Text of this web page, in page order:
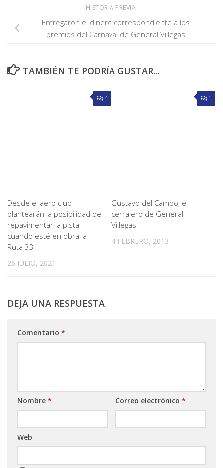
HISTORIA PREVIA
Entregaron el dinero correspondiente a los
premios del Carnaval de General Villegas
TAMBIÉN TE PODRÍA GUSTAR...
4
Desde el aero club
plantearán la posibilidad de
repavimentar la pista
cuando esté en obra la
Ruta 33
26 JULIO, 2021
1
Gustavo del Campo, el
cerrajero de General
Villegas
4 FEBRERO, 2013
DEJA UNA RESPUESTA
Comentario *
Nombre * Correo electrónico *
Web